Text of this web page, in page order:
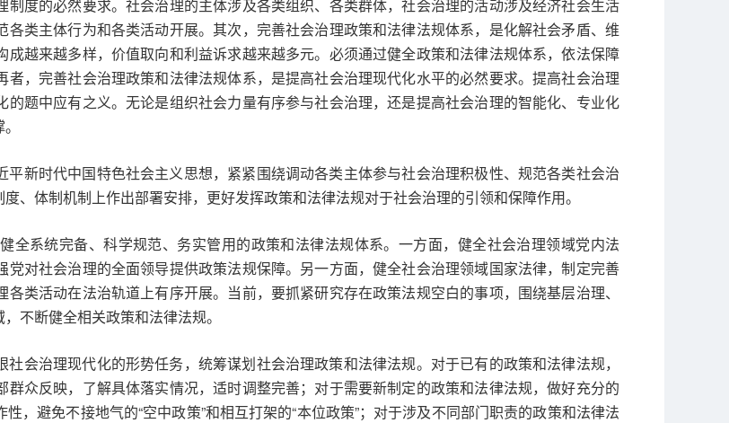
度的必然要求。社会治理的主体涉及各类组织、各类群体，社会治理的活动涉及经济社会生活
类主体行为和各类活动开展。其次，完善社会治理政策和法律法规体系，是化解社会矛盾、维
越来越多样，价值取向和利益诉求越来越多元。必须通过健全政策和法律法规体系，依法保障
，完善社会治理政策和法律法规体系，是提高社会治理现代化水平的必然要求。提高社会治理
题中应有之义。无论是组织社会力量有序参与社会治理，还是提高社会治理的智能化、专业化
新时代中国特色社会主义思想，紧紧围绕调动各类主体参与社会治理积极性、规范各类社会治
、体制机制上作出部署安排，更好发挥政策和法律法规对于社会治理的引领和保障作用。
全系统完备、科学规范、务实管用的政策和法律法规体系。一方面，健全社会治理领域党内法
对社会治理的全面领导提供政策法规保障。另一方面，健全社会治理领域国家法律，制定完善
类活动在法治轨道上有序开展。当前，要抓紧研究存在政策法规空白的事项，围绕基层治理、
不断健全相关政策和法律法规。
会治理现代化的形势任务，统筹谋划社会治理政策和法律法规。对于已有的政策和法律法规，
众反映，了解具体落实情况，适时调整完善；对于需要新制定的政策和法律法规，做好充分的
，避免不接地气的“空中政策”和相互打架的“本位政策”；对于涉及不同部门职责的政策和法律法